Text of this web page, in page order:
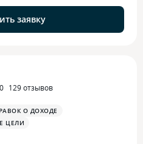
заявку
129 отзывов
О ДОХОДЕ
ЦЕЛИ